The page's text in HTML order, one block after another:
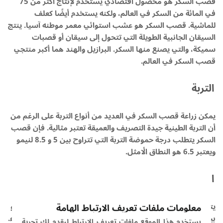
في المائة من السكر في العالم، ولكنه يستخدم أيضًا كعلف
للماشية. قصب السكر هو عشب استوائي معمر موطنه آسيا. ينتج
السيقان الجانبية الطويلة التي تتحول إلى سيقان أو قصبات
سميكة، والتي يصنع منها السكر. البرازيل والهند هما أكبر منتجي
قصب السكر في العالم.
التربة
يمكن زراعة قصب السكر في العديد من أنواع التربة على الرغم من
أن التربة الطينية جيدة التصريف والعميقة تعتبر مثالية. فإن قصب
السكر يتطلب درجة حموضة التربة التي تتراوح بين 5 و 8.5 لنيمو
ويعتبر 6.5 هو النطاق الأمثل.
المناخ
يتكيف قصب السكر مع المناخ الاستوائي أو شبه الاستوائي وينمو
بين خط العرض 36.7 درجة شمالًا و 31.0 درجة جنوب خط الاستواء.
معلومات ملفات تعريف الارتباط الهامة